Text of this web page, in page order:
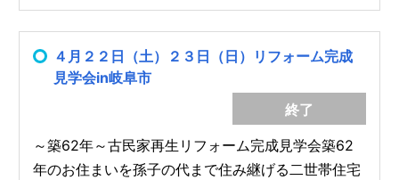
４月２２日（土）２３日（日）リフォーム完成
見学会in岐阜市
終了
～築62年～古民家再生リフォーム完成見学会築62
年のお住まいを孫子の代まで住み継げる二世帯住宅